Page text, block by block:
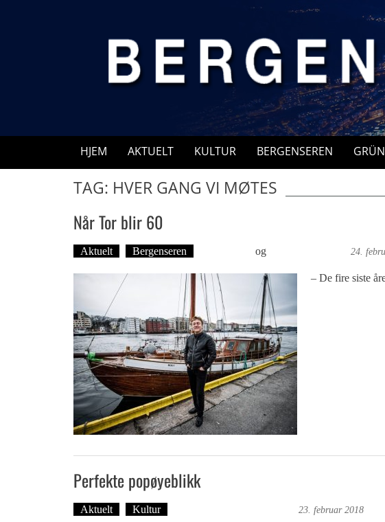
HJEM AKTUELT KULTUR BERGENSEREN
TAG: HVER GANG VI MØTES
Når Tor blir 60
Aktuelt Bergenseren og 24.
– De fire siste
Perfekte popøyeblikk
Aktuelt Kultur 23. februar 2018